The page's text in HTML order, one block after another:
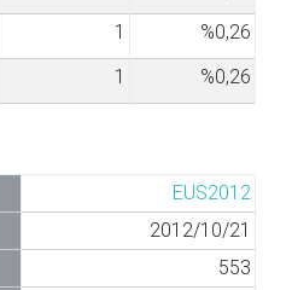
1
%0,26
1 %0,26
EUS2012
2012/10/21
553